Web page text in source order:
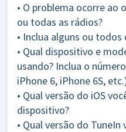
• O problema ocorre ao
ou todas as rádios?
• Inclua alguns ou
• Qual dispositivo e
usando? Inclua o
iPhone 6, iPhone 6S,
• Qual versão do iOS
dispositivo?
• Qual versão do